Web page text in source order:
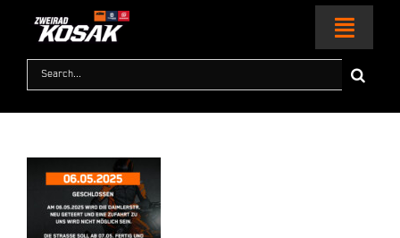
springen
KTM WORLD
Suche
nach: